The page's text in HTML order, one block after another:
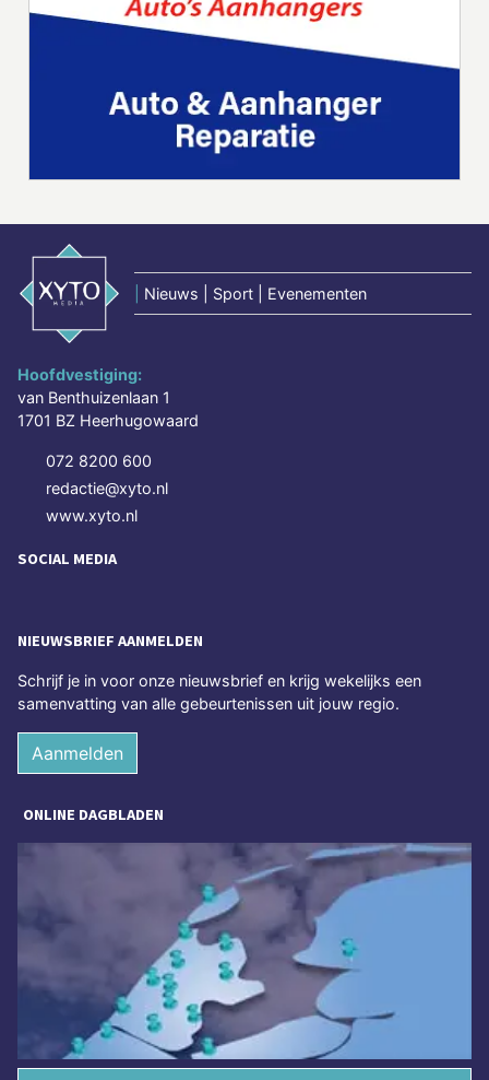
Nieuws | Sport | Evenementen
Hoofdvestiging:
van Benthuizenlaan 1
1701 BZ Heerhugowaard
072 8200 600
redactie@xyto.nl
www.xyto.nl
SOCIAL MEDIA
NIEUWSBRIEF AANMELDEN
Schrijf je in voor onze nieuwsbrief en krijg wekelijks een
samenvatting van alle gebeurtenissen uit jouw regio.
Aanmelden
ONLINE DAGBLADEN